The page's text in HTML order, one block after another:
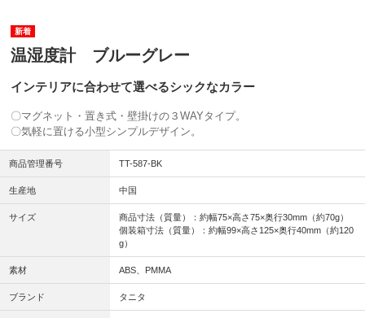
温湿度計 ブルーグレー
インテリアに合わせて選べるシックなカラー
〇マグネット・置き式・壁掛けの３WAYタイプ。
〇気軽に置ける小型シンプルデザイン。
商品管理番号 TT-587-BK
生産地 中国
サイズ
商品寸法（質量）：約幅75×高さ75×奥行30mm（約70g）
個装箱寸法（質量）：約幅99×高さ125×奥行40mm（約120
g）
素材 ABS、PMMA
ブランド タニタ